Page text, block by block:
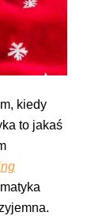
kiedy
to jakaś